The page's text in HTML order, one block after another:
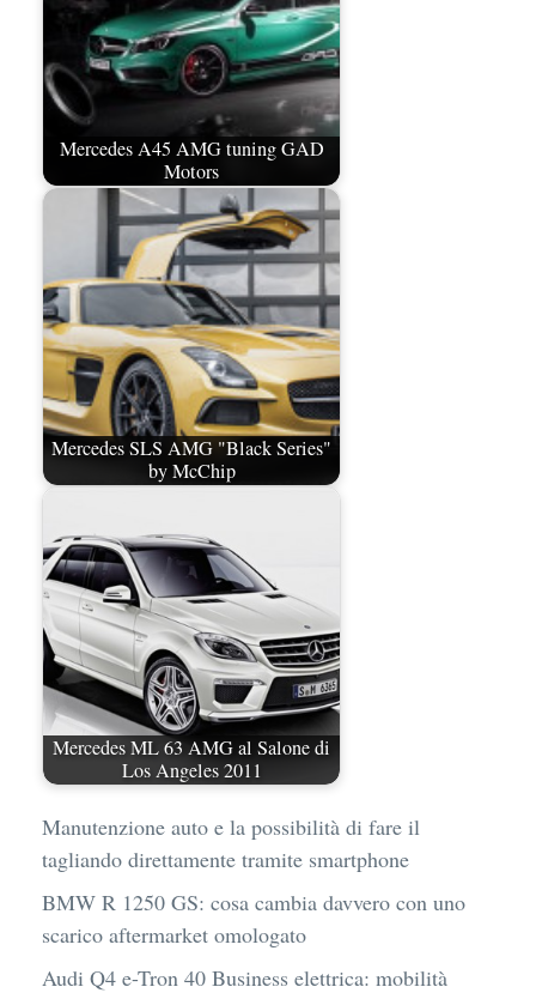
Mercedes A45 AMG tuning GAD
Motors
Mercedes SLS AMG "Black Series"
by McChip
Mercedes ML 63 AMG al Salone di
Los Angeles 2011
Manutenzione auto e la possibilità di fare il
tagliando direttamente tramite smartphone
BMW R 1250 GS: cosa cambia davvero con uno
scarico aftermarket omologato
Audi Q4 e-Tron 40 Business elettrica: mobilità